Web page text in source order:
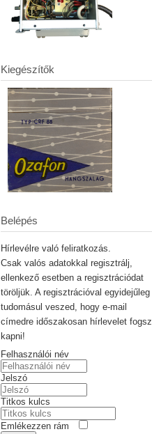
Kiegészítők
Belépés
Hírlevélre való feliratkozás.
Csak valós adatokkal regisztrálj,
ellenkező esetben a regisztrációdat
töröljük. A regisztrációval egyidejűleg
tudomásul veszed, hogy e-mail
címedre időszakosan hírlevelet fogsz
kapni!
Felhasználói név
Jelszó
Titkos kulcs
Emlékezzen rám